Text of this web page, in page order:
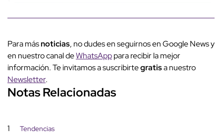
Para másnoticias, no dudes en seguirnos en Google News y
en nuestro canal deWhatsApppara recibir la mejor
información. Te invitamos a suscribirtegratisa nuestro
Newsletter.
Notas Relacionadas
1 Tendencias